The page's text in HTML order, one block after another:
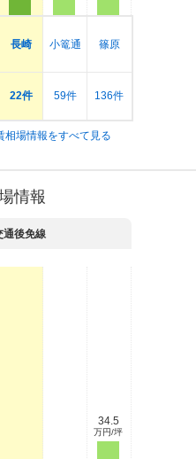
長崎
22件
小篭通
59件
篠原
136件
相場情報をすべて見る
情報
通後免線
34.5
万円/坪